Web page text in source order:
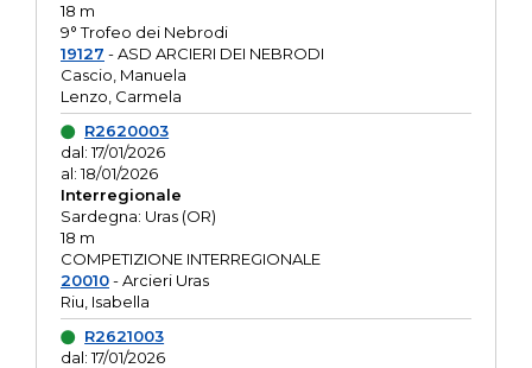
18 m
9° Trofeo dei Nebrodi
19127 - ASD ARCIERI DEI NEBRODI
Cascio, Manuela
Lenzo, Carmela
R2620003
dal: 17/01/2026
al: 18/01/2026
Interregionale
Sardegna: Uras (OR)
18 m
COMPETIZIONE INTERREGIONALE
20010- Arcieri Uras
Riu, Isabella
R2621003
dal: 17/01/2026